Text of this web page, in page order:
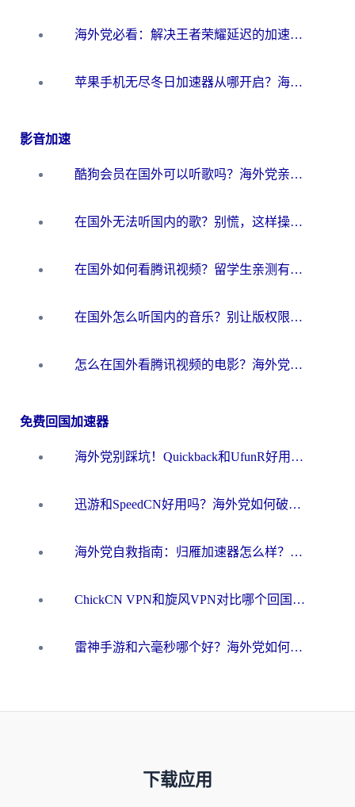
海外党必看：解决王者荣耀延迟的加速器终极指南——从EVE到猫和老鼠，一个工具全搞定
苹果手机无尽冬日加速器从哪开启？海外玩家的冬日生存指南
影音加速
酷狗会员在国外可以听歌吗？海外党亲测有效：3步解决音乐权限难题
在国外无法听国内的歌？别慌，这样操作就能畅听QQ音乐（附亲测加速器推荐）
在国外如何看腾讯视频？留学生亲测有效的回国加速方案
在国外怎么听国内的音乐？别让版权限制断了你的华语歌单
怎么在国外看腾讯视频的电影？海外党亲测有效的回国加速指南
免费回国加速器
海外党别踩坑！Quickback和UfunR好用吗？选对回国加速器才能无缝刷国内资源
迅游和SpeedCN好用吗？海外党如何破解那道看不见的墙
海外党自救指南：归雁加速器怎么样？教你避开坑实现国内资源无缝访问
ChickCN VPN和旋风VPN对比哪个回国效果更好？海外用户的选择困境与出路
雷神手游和六毫秒哪个好？海外党如何真正解锁国内资源
下载应用